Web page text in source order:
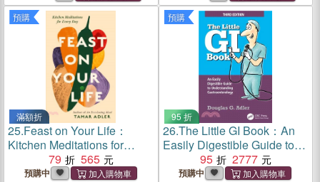
Engulfment
預購
滿額折
25.Feast on Your Life：
Kitchen Meditations for
Every Day
79 565
預購中
預購
95 折
26.The Little GI Book：An
Easily Digestible Guide to
Understanding
Gastroenterology
95 2777
預購中